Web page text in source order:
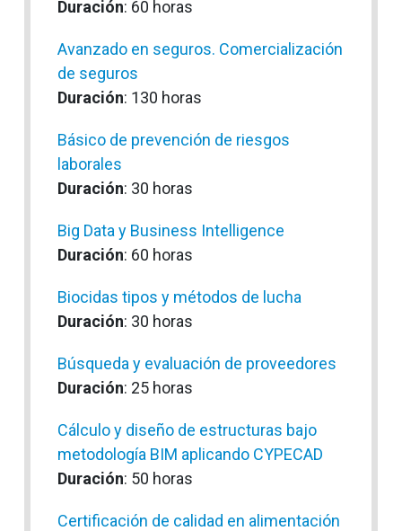
Duración: 60 horas
Avanzado en seguros. Comercialización
de seguros
Duración: 130 horas
Básico de prevención de riesgos
laborales
Duración: 30 horas
Big Data y Business Intelligence
Duración: 60 horas
Biocidas tipos y métodos de lucha
Duración: 30 horas
Búsqueda y evaluación de proveedores
Duración: 25 horas
Cálculo y diseño de estructuras bajo
metodología BIM aplicando CYPECAD
Duración: 50 horas
Certificación de calidad en alimentación